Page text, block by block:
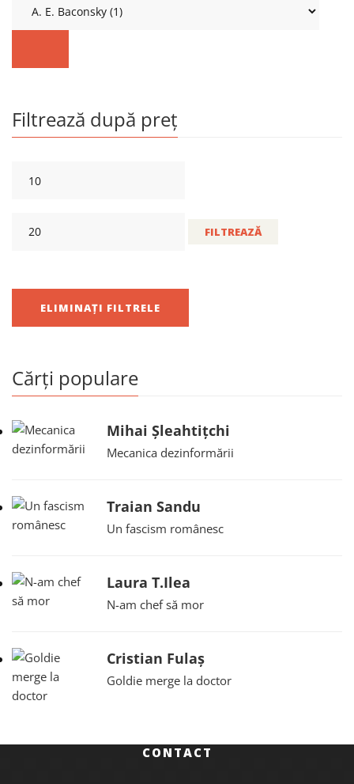
Filtrează după preț
FILTREAZĂ
ELIMINAȚI FILTRELE
Cărți populare
Mihai Șleahtițchi
Mecanica dezinformării
Traian Sandu
Un fascism românesc
Laura T.Ilea
N-am chef să mor
Cristian Fulaș
Goldie merge la doctor
CONTACT